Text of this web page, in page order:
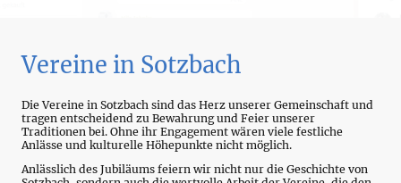
Vereine in Sotzbach
Die Vereine in Sotzbach sind das Herz unserer Gemeinschaft und
tragen entscheidend zu Bewahrung und Feier unserer
Traditionen bei. Ohne ihr Engagement wären viele festliche
Anlässe und kulturelle Höhepunkte nicht möglich.
Anlässlich des Jubiläums feiern wir nicht nur die Geschichte von